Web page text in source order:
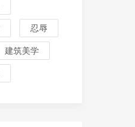
忍辱
建筑美学